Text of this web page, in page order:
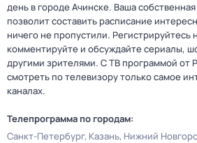
день в городе Ачинске. Ваша
позволит составить расписание
ничего не пропустили. Регистрируйтесь
комментируйте и обсуждайте сериалы,
другими зрителями. С ТВ программой от
смотреть по телевизору только самое
каналах.
Телепрограмма по городам:
Санкт-Петербург Казань Нижний